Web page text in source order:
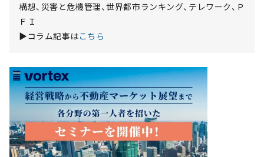
構想、災害と危機管理、世界都市ランキング、テレワーク、Ｐ
ＦＩ
▶コラム記事はこちら